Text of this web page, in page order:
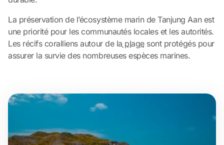
La préservation de l’écosystème marin de Tanjung Aan est
une priorité pour les communautés locales et les autorités.
Les récifs coralliens autour de la plagesont protégés pour
assurer la survie des nombreuses espèces marines.